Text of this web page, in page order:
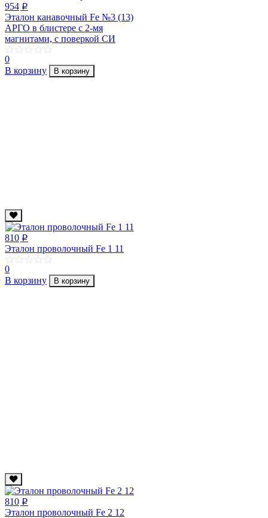
954 p
Эталон канавочный Fe №3 (13)
АРГО в блистере с 2-мя
магнитами, с поверкой СИ
0
В корзину
В корзину
810 p
Эталон проволочный Fe 1 11
0
В корзину
В корзину
810 p
Эталон проволочный Fe 2 12